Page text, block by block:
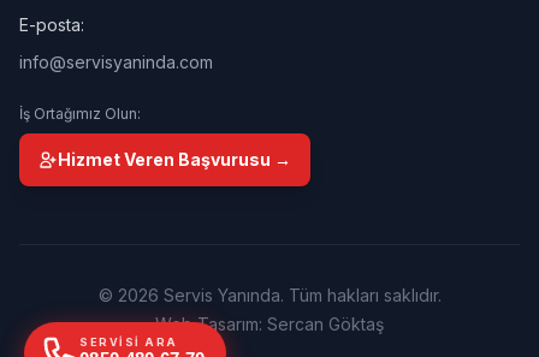
E-posta:
info@servisyaninda.com
İş Ortağımız Olun:
Hizmet Veren Başvurusu →
© 2026 Servis Yanında. Tüm hakları saklıdır.
Web Tasarım: Sercan Göktaş
SERVISI ARA